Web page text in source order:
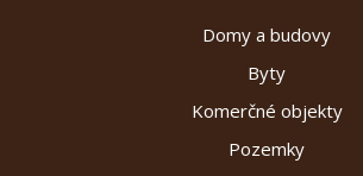
Domy a budovy
Byty
Komerčné objekty
Pozemky